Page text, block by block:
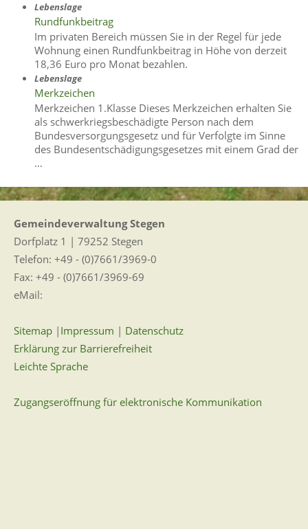
Lebenslage
Rundfunkbeitrag
Im privaten Bereich müssen Sie in der Regel für jede
Wohnung einen Rundfunkbeitrag in Höhe von derzeit
18,36 Euro pro Monat bezahlen.
Lebenslage
Merkzeichen
Merkzeichen 1.Klasse Dieses Merkzeichen erhalten Sie
als schwerkriegsbeschädigte Person nach dem
Bundesversorgungsgesetz und für Verfolgte im Sinne
des Bundesentschädigungsgesetzes mit einem Grad der
…
Gemeindeverwaltung Stegen
Dorfplatz 1 | 79252 Stegen
Telefon: +49 - (0)7661/3969-0
Fax: +49 - (0)7661/3969-69
eMail:
Sitemap | Impressum | Datenschutz
Erklärung zur Barrierefreiheit
Leichte Sprache
Zugangseröffnung für elektronische Kommunikation